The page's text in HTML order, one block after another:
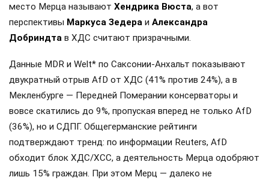
место Мерца называют Хендрика Вюста, а вот
перспективы Маркуса Зедера и Александра
Добриндта в ХДС считают призрачными.
Данные MDR и Welt* по Саксонии-Анхальт показывают
двукратный отрыв AfD от ХДС (41% против 24%), а в
Мекленбурге — Передней Померании консерваторы и
вовсе скатились до 9%, пропуская вперед не только AfD
(36%), но и СДПГ. Общегерманские рейтинги
подтверждают тренд: по информации Reuters, AfD
обходит блок ХДС/ХСС, а деятельность Мерца одобряют
лишь 15% граждан. При этом Мерц — далеко не